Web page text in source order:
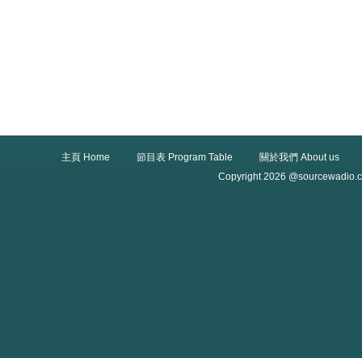
主頁 Home 節目表 Program Table
關於我們 About us
Copyright 2026